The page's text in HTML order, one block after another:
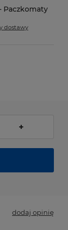
- Paczkomaty
płatności
dostawy
+
dodaj opinię